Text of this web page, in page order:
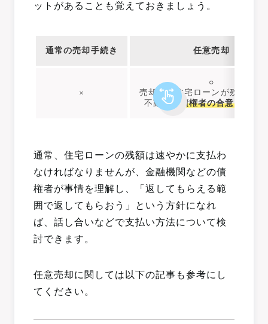
ットがあることも覚えておきましょう。
通常の売却手続き 任意売却
×
○
売却後も住宅ローンが残ってし
不動産を債権者の合意を得て
通常、住宅ローンの残額は速やかに支払わ
なければなりませんが、金融機関などの債
権者が事情を理解し、「返してもらえる範
囲で返してもらおう」という方針になれ
ば、話し合いなどで支払い方法について検
討できます。
任意売却に関しては以下の記事も参考にし
てください。